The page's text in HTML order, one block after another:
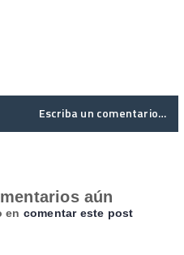
Escriba un comentario…
aún
en comentar este post